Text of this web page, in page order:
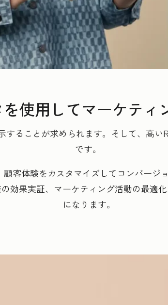
使用してマーケティ
することが求められます。そして、高
です。
客体験をカスタマイズしてコンバージ
効果実証、マーケティング活動の最適
になります。